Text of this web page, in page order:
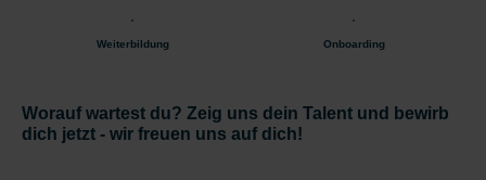
Weiterbildung Onboarding
Worauf wartest du? Zeig uns dein Talent und bewirb
dich jetzt - wir freuen uns auf dich!